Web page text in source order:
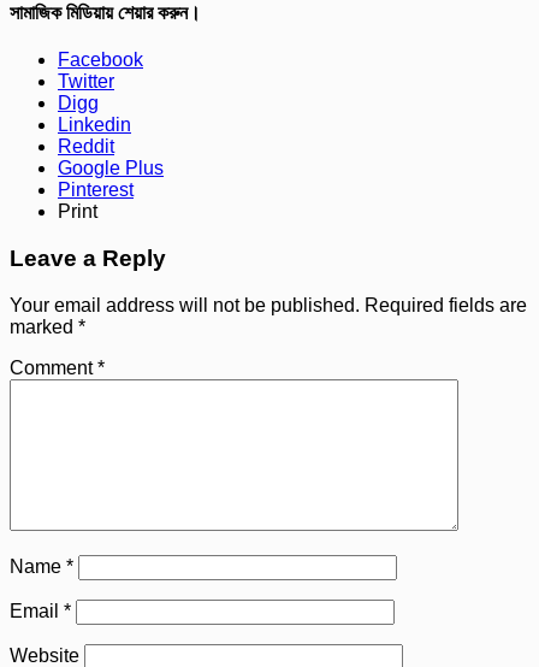
সামাজিক মিডিয়ায় শেয়ার করুন।
Facebook
Twitter
Digg
Linkedin
Reddit
Google Plus
Pinterest
Print
Leave a Reply
Your email address will not be published. Required fields are
marked *
Comment*
Name *
Email *
Website